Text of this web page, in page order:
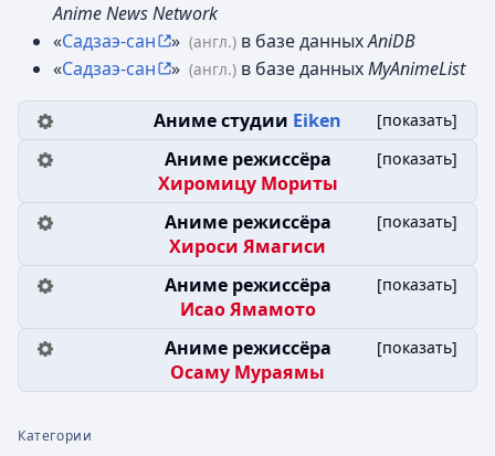
Anime News Network
«Садзаэ-сан » (англ.) в базе данныхAniDB
«Садзаэ-сан » (англ.) в базе данныхMyAnimeList
[показать]
Аниме студии Eiken
[показать]
Аниме режиссёра
Хиромицу Мориты
[показать]
Аниме режиссёра
Хироси Ямагиси
[показать]
Аниме режиссёра
Исао Ямамото
[показать]
Аниме режиссёра
Осаму Мураямы
Категории